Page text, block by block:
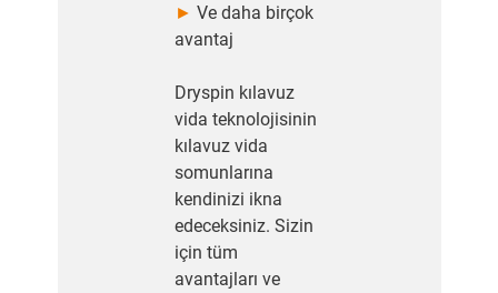
► Ve daha birçok
avantaj
Dryspin kılavuz
vida teknolojisinin
kılavuz vida
somunlarına
kendinizi ikna
edeceksiniz. Sizin
için tüm
avantajları ve